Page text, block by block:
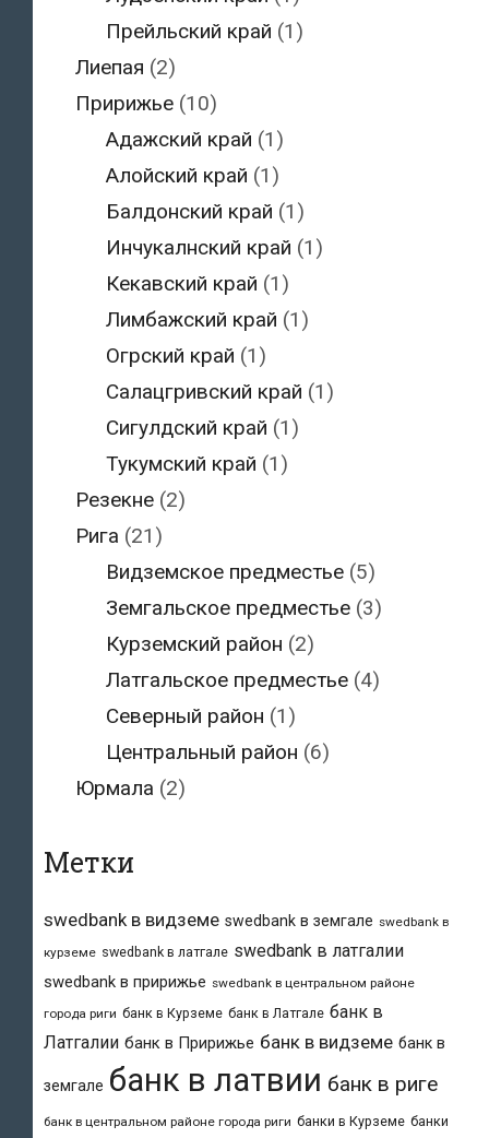
Прейльский край (1)
Лиепая (2)
Пририжье(10)
Адажский край (1)
Алойский край (1)
Балдонский край (1)
Инчукалнский край (1)
Кекавский край (1)
Лимбажский край (1)
Огрский край (1)
Салацгривский край (1)
Сигулдский край (1)
Тукумский край (1)
Резекне(2)
Рига (21)
Видземское предместье (5)
Земгальское предместье (3)
Курземский район (2)
Латгальское предместье (4)
Северный район (1)
Центральный район (6)
Юрмала (2)
Метки
swedbank в видземе swedbank в земгале swedbank в
курземе swedbank в латгале swedbank в латгалии
swedbank в пририжье swedbank в центральном районе
города риги банк в Курземе банк в Латгале банк в
Латгалии банк в Пририжье банк в видземе банк в
земгале банк в латвии банк в риге
банк в центральном районе города риги банки в Курземе банки